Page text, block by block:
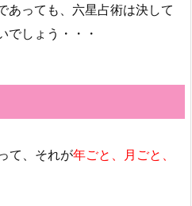
あっても、六星占術は決して
でしょう・・・
て、それが年ごと、月ごと、